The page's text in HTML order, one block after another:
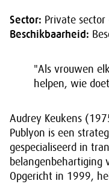
Sector: Private
Beschikbaarheid:
"Als vrouwen
helpen, wie
Audrey Keukens
Publyon is een
gespecialiseerd in
belangenbehartiging
Opgericht in 1999,